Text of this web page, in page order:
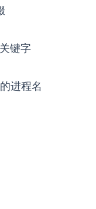
键字
进程名